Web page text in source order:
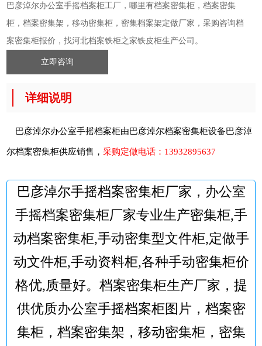
巴彦淖尔办公室手摇档案柜工厂，哪里有档案密集柜，档案密集
柜，档案密集架，移动密集柜，密集档案架定做厂家，采购咨询档
案密集柜报价，找河北档案铁柜之家铁皮柜生产公司。
立即咨询
详细说明
巴彦淖尔办公室手摇档案柜由巴彦淖尔档案密集柜设备巴彦淖
尔档案密集柜供应销售， 采购定做电话： 13932895637
巴彦淖尔手摇档案密集柜厂家，办公室
手摇档案密集柜厂家专业生产密集柜,手
动档案密集柜,手动密集型文件柜,定做手
动文件柜,手动资料柜,各种手动密集柜价
格优,质量好。档案密集柜生产厂家，提
供优质办公室手摇档案柜图片，档案密
集柜，档案密集架，移动密集柜，密集